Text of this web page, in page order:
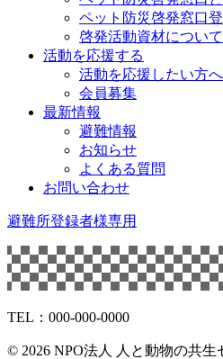
ペット防災啓発窓口
啓発活動資材について
活動を応援する
活動を応援したい方へ
会員募集
最新情報
避難情報
お知らせ
よくある質問
お問い合わせ
避難所登録者様専用
TEL：000-000-0000
© 2026 NPO法人 人と動物の共生